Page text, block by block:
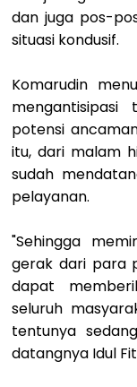
dan juga pos-
situasi kondusif.
Komarudin
potensi
itu, dari malam
sudah
pelayanan.
"Sehingga
gerak dari para
dapat
seluruh
tentunya
datangnya Idul